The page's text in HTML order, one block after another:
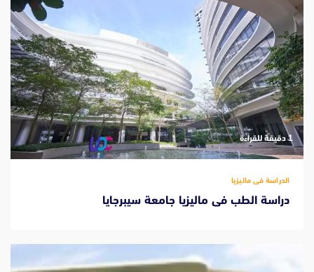
‫1 دقيقة للقراءة
الدراسة فى ماليزيا
دراسة الطب فى ماليزيا جامعة سيبرجايا